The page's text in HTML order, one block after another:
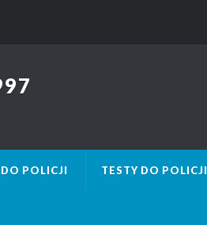
POLICJI TESTY DO POLICJI